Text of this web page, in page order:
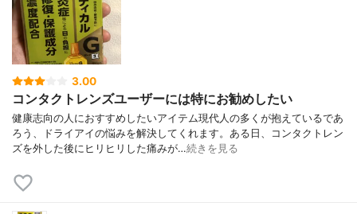
3.00
コンタクトレンズユーザーには特にお勧めしたい
健康志向の人におすすめしたいアイテム現代人の多くが抱えているであ
ろう、ドライアイの悩みを解決してくれます。ある日、コンタクトレン
ズを外した後にヒリヒリした痛みが…続きを見る